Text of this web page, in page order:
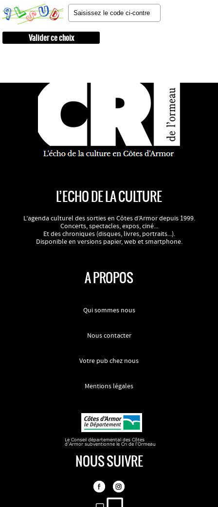
L’ECHO DE LA CULTURE
L’agenda culturel des sorties en Côtes d’Armor depuis 1999.
Concerts, spectacles, expos, ciné...
Et des chroniques (disques, livres, portraits...).
Disponible en versions papier, web et smartphone.
A PROPOS
Qui sommes nous
Nous contacter
Votre pub chez nous
Mentions légales
NOUS SUIVRE